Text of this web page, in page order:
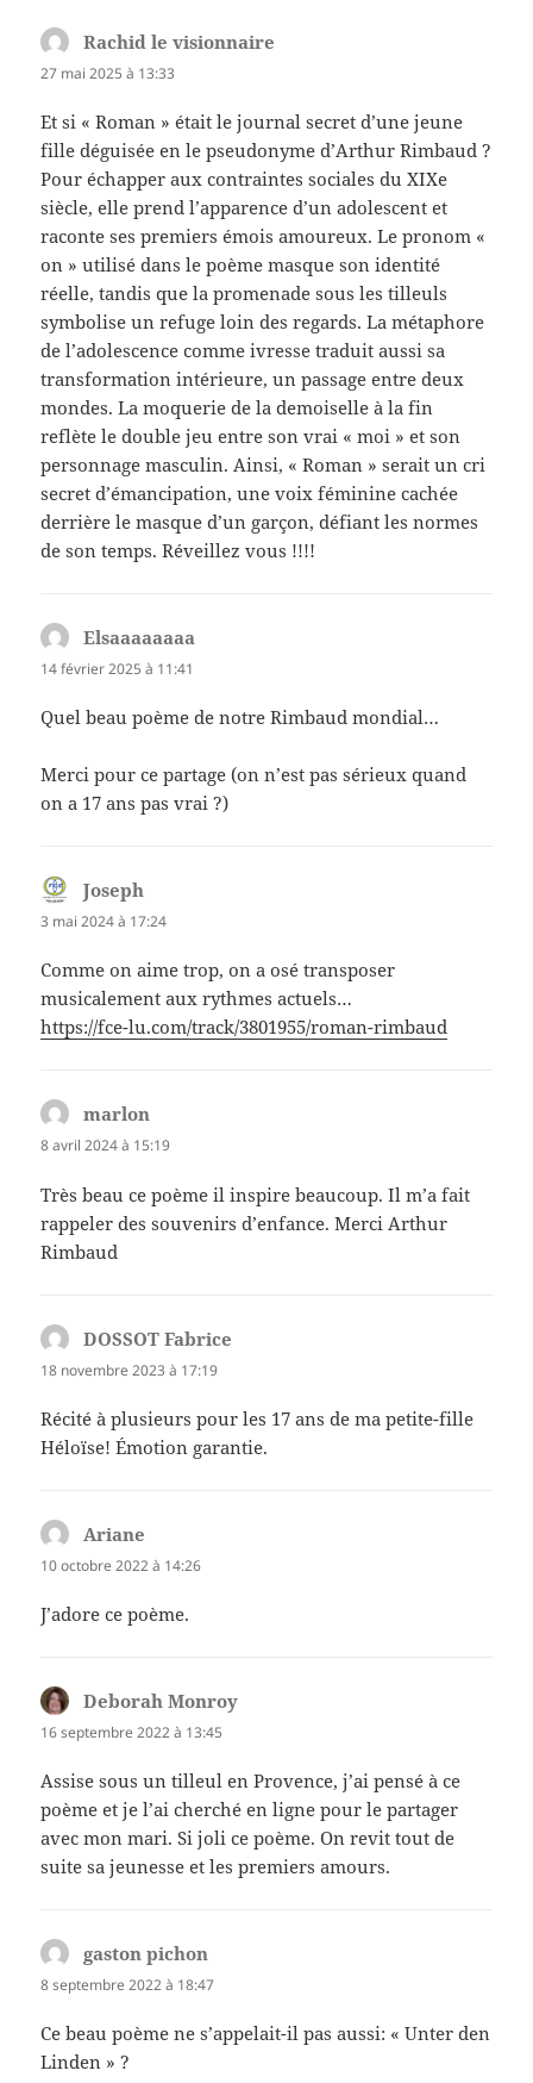
Rachid le visionnaire
27 mai 2025 à 13:33
Et si « Roman » était le journal secret d’une jeune
fille déguisée en le pseudonyme d’Arthur Rimbaud ?
Pour échapper aux contraintes sociales du XIXe
siècle, elle prend l’apparence d’un adolescent et
raconte ses premiers émois amoureux. Le pronom «
on » utilisé dans le poème masque son identité
réelle, tandis que la promenade sous les tilleuls
symbolise un refuge loin des regards. La métaphore
de l’adolescence comme ivresse traduit aussi sa
transformation intérieure, un passage entre deux
mondes. La moquerie de la demoiselle à la fin
reflète le double jeu entre son vrai « moi » et son
personnage masculin. Ainsi, « Roman » serait un cri
secret d’émancipation, une voix féminine cachée
derrière le masque d’un garçon, défiant les normes
de son temps. Réveillez vous !!!!
Elsaaaaaaaa
14 février 2025 à 11:41
Quel beau poème de notre Rimbaud mondial…
Merci pour ce partage (on n’est pas sérieux quand
on a 17 ans pas vrai ?)
Joseph
3 mai 2024 à 17:24
Comme on aime trop, on a osé transposer
musicalement aux rythmes actuels…
https://fce-lu.com/track/3801955/roman-rimbaud
marlon
8 avril 2024 à 15:19
Très beau ce poème il inspire beaucoup. Il m’a fait
rappeler des souvenirs d’enfance. Merci Arthur
Rimbaud
DOSSOT Fabrice
18 novembre 2023 à 17:19
Récité à plusieurs pour les 17 ans de ma petite-fille
Héloïse! Émotion garantie.
Ariane
10 octobre 2022 à 14:26
J’adore ce poème.
Deborah Monroy
16 septembre 2022 à 13:45
Assise sous un tilleul en Provence, j’ai pensé à ce
poème et je l’ai cherché en ligne pour le partager
avec mon mari. Si joli ce poème. On revit tout de
suite sa jeunesse et les premiers amours.
gaston pichon
8 septembre 2022 à 18:47
Ce beau poème ne s’appelait-il pas aussi: « Unter den
Linden » ?